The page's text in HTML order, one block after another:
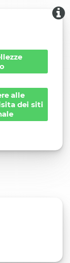
alle
dei siti